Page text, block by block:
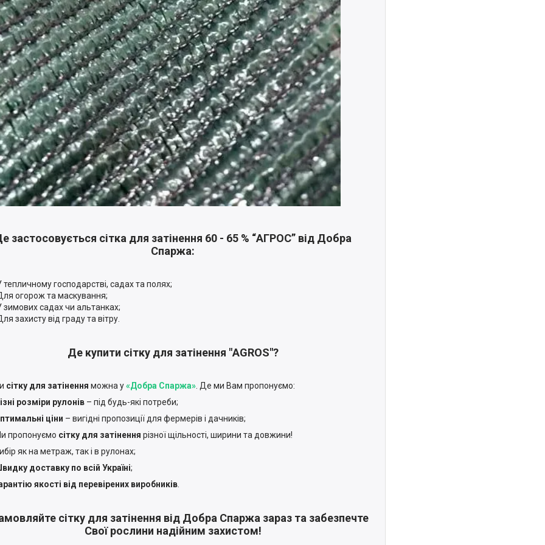
застосовується сітка для затінення 60 - 65 % “AГРОС” від Добра
Спаржа:
тепличному господарстві, садах та полях;
огорож та маскування;
зимових садах чи альтанках;
захисту від граду та вітру.
Де купити сітку для затінення "AGROS"?
сітку для затінення можна у«Добра Спаржа» . Де ми Вам пропонуємо:
розміри рулонів – під будь-які потреби;
ціни – вигідні пропозиції для фермерів і дачників;
пропонуємо сітку для затінення різної щільності, ширини та довжини!
як на метраж, так і в рулонах;
доставку по всій Україні;
якості від перевірених виробників
сітку для затінення від Добра Спаржа зараз та забезпечте
Cвої рослини надійним захистом!